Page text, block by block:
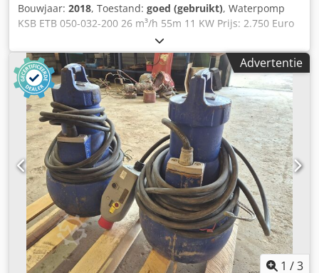
Bouwjaar: 2018, Toestand: goed (gebruikt), Waterpomp
KSB ETB 050-032-200 26 m³/h 55m 11 KW Prijs: 2.750 Euro
Contactpersoon: Dhr. Rainer Eckerle Credpfxsi E Icie Am
Aef
Advertentie
1 /3